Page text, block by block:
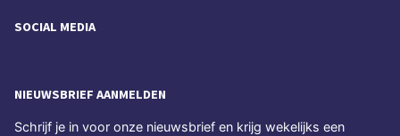
SOCIAL MEDIA
NIEUWSBRIEF AANMELDEN
Schrijf je in voor onze nieuwsbrief en krijg wekelijks een